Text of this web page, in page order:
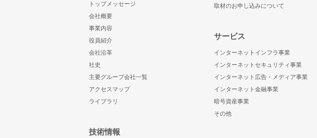
トップメッセージ
会社概要
事業内容
役員紹介
会社沿革
社史
主要グループ会社一覧
アクセスマップ
ライブラリ
技術情報
取材のお申し込みについて
サービス
インターネットインフラ事業
インターネットセキュリティ事業
インターネット広告・メディア事業
インターネット金融事業
暗号資産事業
その他